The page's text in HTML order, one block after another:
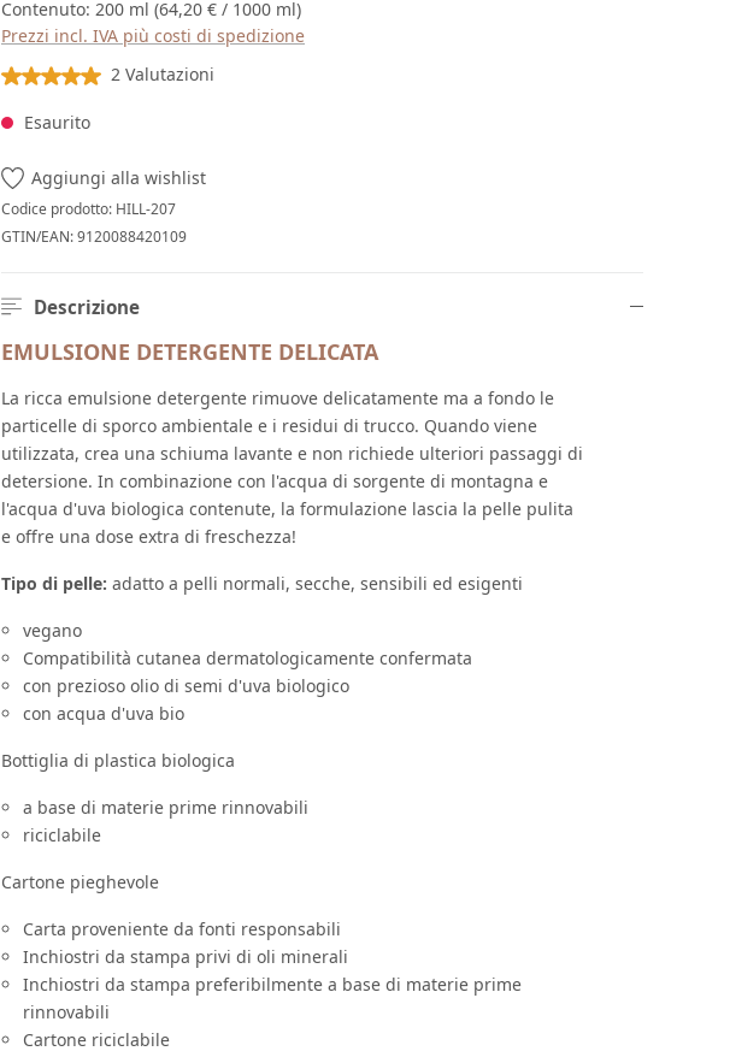
Contenuto: 200 ml (64,20 € / 1000 ml)
Prezzi incl. IVA più costi di spedizione
Valutazione media di 5 su 5 stelle
2 Valutazioni
Esaurito
Aggiungi alla wishlist
Codice prodotto: HILL-207
GTIN/EAN:9120088420109
Descrizione
EMULSIONE DETERGENTE DELICATA
La ricca emulsione detergente rimuove delicatamente ma a fondo le
particelle di sporco ambientale e i residui di trucco. Quando viene
utilizzata, crea una schiuma lavante e non richiede ulteriori passaggi di
detersione. In combinazione con l'acqua di sorgente di montagna e
l'acqua d'uva biologica contenute, la formulazione lascia la pelle pulita
e offre una dose extra di freschezza!
Tipo di pelle: adatto a pelli normali, secche, sensibili ed esigenti
vegano
Compatibilità cutanea dermatologicamente confermata
con prezioso olio di semi d'uva biologico
con acqua d'uva bio
Bottiglia di plastica biologica
a base di materie prime rinnovabili
riciclabile
Cartone pieghevole
Carta proveniente da fonti responsabili
Inchiostri da stampa privi di oli minerali
Inchiostri da stampa preferibilmente a base di materie prime
rinnovabili
Cartone riciclabile